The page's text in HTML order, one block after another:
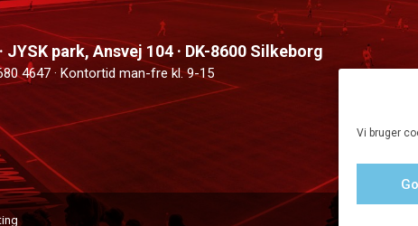
Vi bruger
JYSK park, Ansvej 104 · DK-8600 Silkeborg
4647 · Kontortid man-fre kl. 9-15